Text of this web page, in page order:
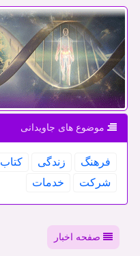
موضوع های جاویدانی
فرهنگ زندگی كتاب
شركت
خدمات
صفحه اخبار